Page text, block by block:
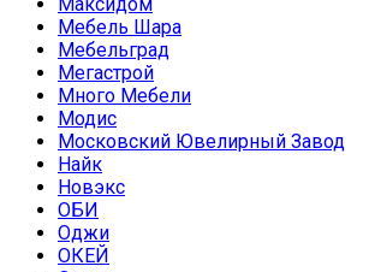
Мебель Шара
Мебельград
Мегастрой
Много Мебели
Модис
Московский Ювелирный Завод
Найк
Новэкс
ОБИ
Оджи
ОКЕЙ